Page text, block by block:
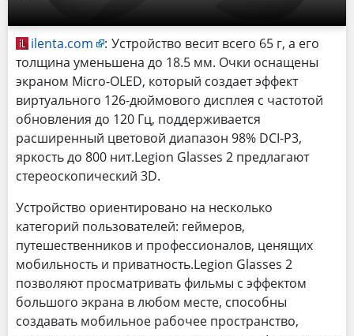
ilenta.com : Устройство весит всего 65 г, а его
толщина уменьшена до 18.5 мм. Очки оснащены
экраном Micro-OLED, который создает эффект
виртуального 126-дюймового дисплея с частотой
обновления до 120 Гц, поддерживается
расширенный цветовой диапазон 98% DCI-P3,
яркость до 800 нит.Legion Glasses 2 предлагают
стереоскопический 3D.
Устройство ориентировано на несколько
категорий пользователей: геймеров,
путешественников и профессионалов, ценящих
мобильность и приватность.Legion Glasses 2
позволяют просматривать фильмы с эффектом
большого экрана в любом месте, способны
создавать мобильное рабочее пространство,